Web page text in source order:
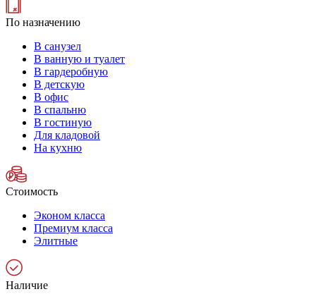
По назначению
В санузел
В ванную и туалет
В гардеробную
В детскую
В офис
В спальню
В гостиную
Для кладовой
На кухню
Стоимость
Эконом класса
Премиум класса
Элитные
Наличие